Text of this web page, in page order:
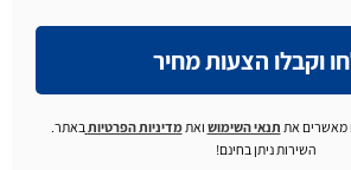
וקבלו הצעות מחיר
מאשרים את תנאי השימוש ואתמדיניות הפרטיותבאתר.
השירות ניתן בחינם!